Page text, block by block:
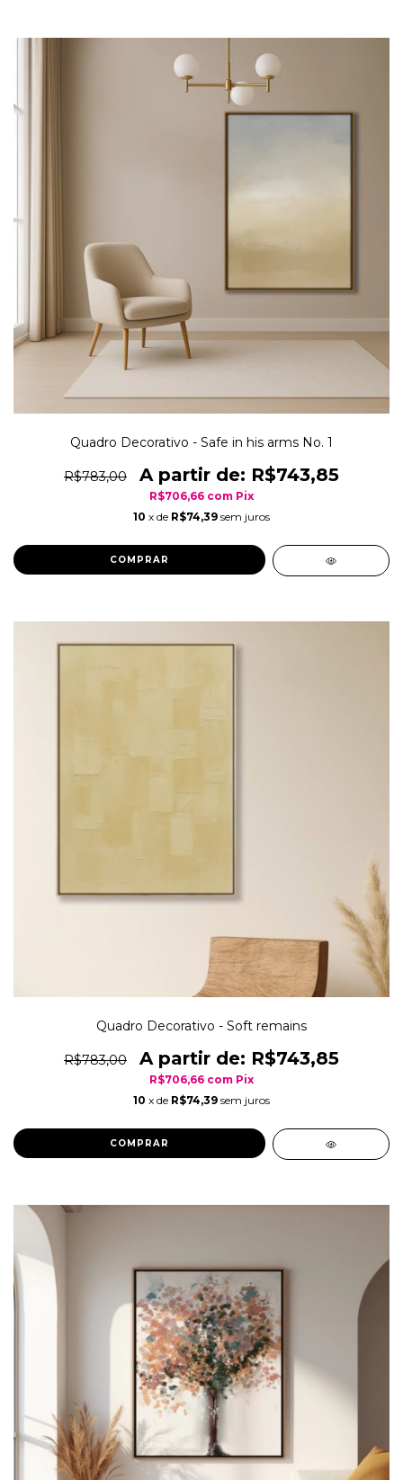
Quadro Decorativo - Safe in his arms No. 1
R$783,00 R$743,85
R$706,66 com Pix
10 x de R$74,39 sem juros
COMPRAR
Quadro Decorativo - Soft remains
R$783,00 R$743,85
R$706,66 com Pix
10 x de R$74,39 sem juros
COMPRAR